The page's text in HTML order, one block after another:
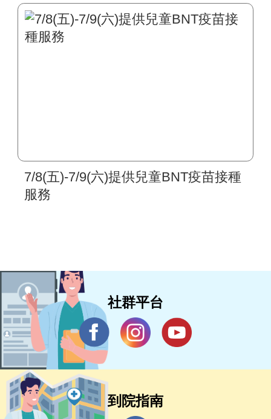
7/8(五)-7/9(六)提供兒童BNT疫苗接種
服務
社群平台
到院指南